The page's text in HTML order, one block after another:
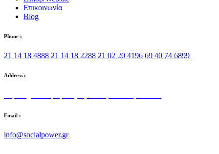
Επικοινωνία
Blog
Phone :
21 14 18 4888 21 14 18 2288 21 02 20 4196 69 40 74 6899
Address :
Email :
info@socialpower.gr